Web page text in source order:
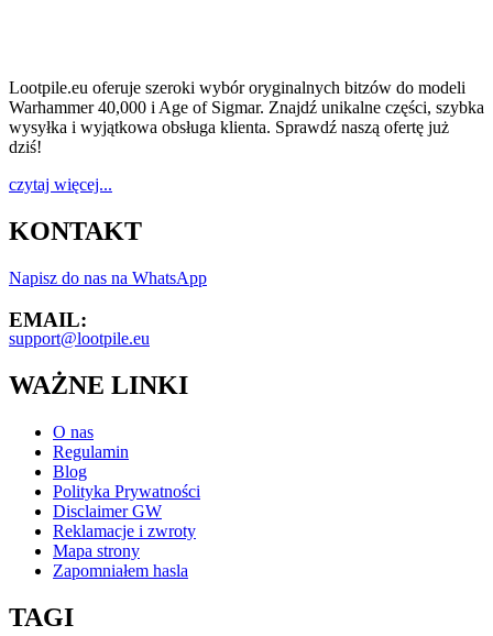
Lootpile.eu oferuje szeroki wybór oryginalnych bitzów do modeli
Warhammer 40,000 i Age of Sigmar. Znajdź unikalne części, szybka
wysyłka i wyjątkowa obsługa klienta. Sprawdź naszą ofertę już
dziś!
czytaj więcej...
KONTAKT
Napisz do nas na WhatsApp
EMAIL:
support@lootpile.eu
WAŻNE LINKI
O nas
Regulamin
Blog
Polityka Prywatności
Disclaimer GW
Reklamacje i zwroty
Mapa strony
Zapomniałem hasla
TAGI